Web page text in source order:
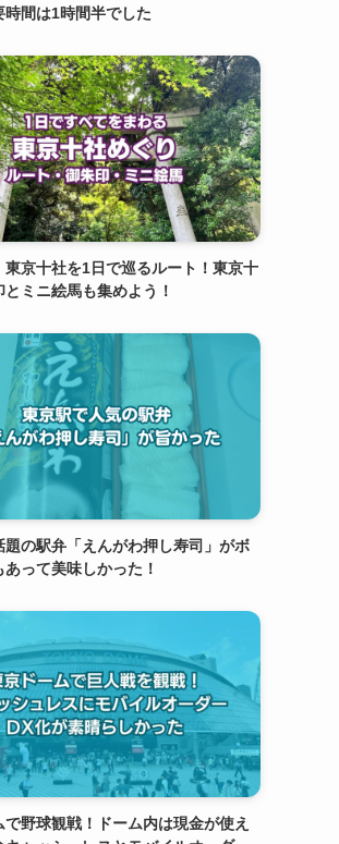
時間は1時間半でした
東京十社を1日で巡るルート！東京十
ミニ絵馬も集めよう！
題の駅弁「えんがわ押し寿司」がボ
あって美味しかった！
で野球観戦！ドーム内は現金が使え